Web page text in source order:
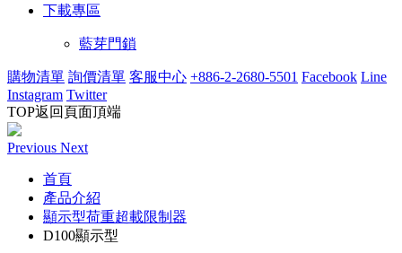
下載專區
藍芽門鎖
購物清單 詢價清單 客服中心 +886-2-2680-5501 Facebook Line
Instagram Twitter
TOP返回頁面頂端
Previous Next
首頁
產品介紹
顯示型荷重超載限制器
D100顯示型